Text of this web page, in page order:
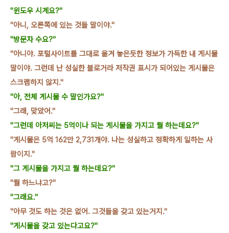
"윈도우 시계요?"
"아니, 오른쪽에 있는 것들 말이야."
"방문자 수요?"
"아니야. 포털사이트를 그대로 옮겨 놓은듯한 정보가 가득한 내 게시물
말이야. 그런데 난 성실한 블로거라 저작권 표시가 되어있는 게시물은
스크랩하지 않지 ."
"아, 전체 게시물 수 말인가요?"
"그래, 맞았어."
"그런데 아저씨는 5억이나 되는 게시물을 가지고 뭘 하는데요?"
"게시물은 5억 162만 2,731개야. 나는 성실하고 정확하게 일하는 사
람이지."
"그 게시물을 가지고 뭘 하는데요?"
"뭘 하느냐고?"
"그래요."
"아무 것도 하는 것은 없어. 그것들을 갖고 있는거지."
"게시물을 갖고 있는다고요?"